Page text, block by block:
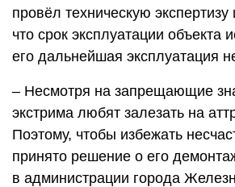
провёл техническую
что срок эксплуатации объекта
его дальнейшая эксплуатация
– Несмотря на запрещающие
экстрима любят залезать на
Поэтому, чтобы избежать
принято решение о его
в администрации города